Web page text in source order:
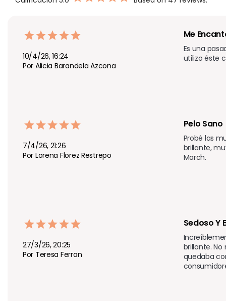
10/4/26, 16:24
Por Alicia Barandela Azcona
Me
Es una
utilizo éste
7/4/26, 21:26
Por Lorena Florez Restrepo
Pelo Sano
Probé las
brillante,
March.
27/3/26, 20:25
Por Teresa Ferran
Sedoso Y
brillante.
quedaba